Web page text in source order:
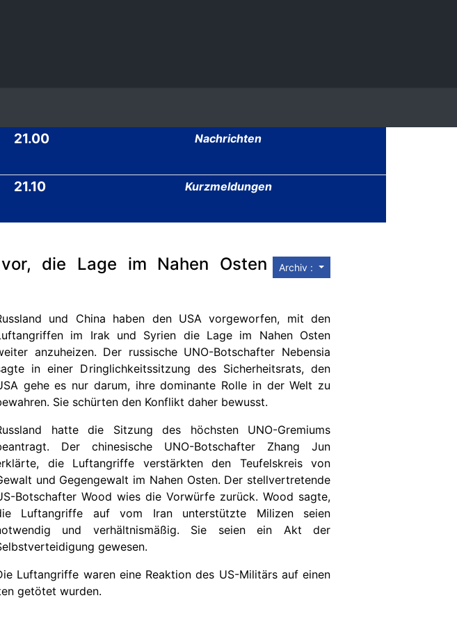
21.00 Nachrichten
21.10 Kurzmeldungen
Archiv :
die Lage im Nahen Osten
und China haben den USA vorgeworfen, mit den
im Irak und Syrien die Lage im Nahen Osten
anzuheizen. Der russische UNO-Botschafter Nebensia
in einer Dringlichkeitssitzung des Sicherheitsrats, den
gehe es nur darum, ihre dominante Rolle in der Welt zu
Sie schürten den Konflikt daher bewusst.
hatte die Sitzung des höchsten UNO-Gremiums
Der chinesische UNO-Botschafter Zhang Jun
die Luftangriffe verstärkten den Teufelskreis von
und Gegengewalt im Nahen Osten. Der stellvertretende
Botschafter Wood wies die Vorwürfe zurück. Wood sagte,
Luftangriffe auf vom Iran unterstützte Milizen seien
und verhältnismäßig. Sie seien ein Akt der
gewesen.
Luftangriffe waren eine Reaktion des US-Militärs auf einen
getötet wurden.